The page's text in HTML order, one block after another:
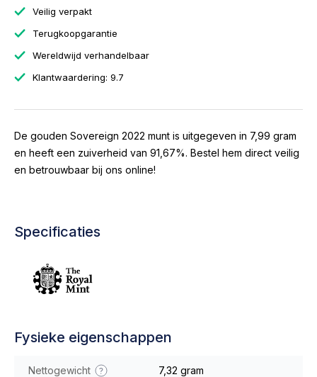
Veilig verpakt
Terugkoopgarantie
Wereldwijd verhandelbaar
Klantwaardering: 9.7
De gouden Sovereign 2022 munt is uitgegeven in 7,99 gram
en heeft een zuiverheid van 91,67%. Bestel hem direct veilig
en betrouwbaar bij ons online!
Specificaties
Fysieke eigenschappen
Nettogewicht 7,32 gram